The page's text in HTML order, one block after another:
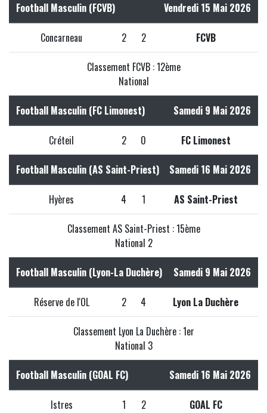
Football Masculin (FCVB) Vendredi 15 Mai 2026
Concarneau 2 2 FCVB
Classement FCVB : 12ème
National
Football Masculin (FC Limonest) Samedi 9 Mai 2026
Créteil 2 0 FC Limonest
Football Masculin (AS Saint-Priest) Samedi 16 Mai 2026
Hyères 4 1 AS Saint-Priest
Classement AS Saint-Priest : 15ème
National 2
Football Masculin (Lyon-La Duchère) Samedi 9 Mai 2026
Réserve de l'OL 2 4 Lyon La Duchère
Classement Lyon La Duchère : 1er
National 3
Football Masculin (GOAL FC) Samedi 16 Mai 2026
Istres 1 2 GOAL FC